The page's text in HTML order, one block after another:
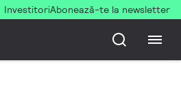
InvestitoriAbonează-te la newsletter